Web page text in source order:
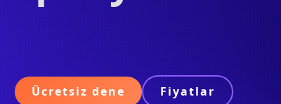
Ücretsiz dene Fiyatlar